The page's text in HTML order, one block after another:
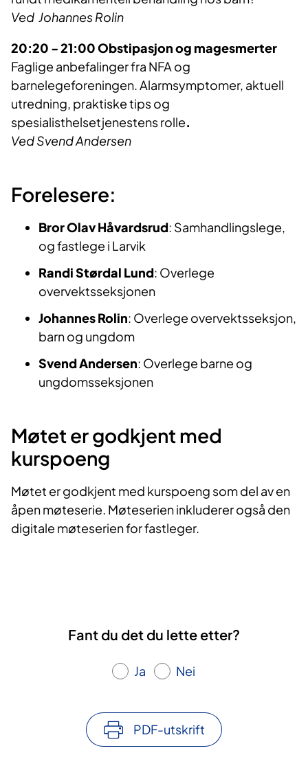
Ved Johannes Rolin
20:20 - 21:00 Obstipasjon og magesmerter
Faglige anbefalinger fra NFA og
barnelegeforeningen. Alarmsymptomer, aktuell
utredning, praktiske tips og
spesialisthelsetjenestens rolle.
Ved Svend Andersen
Forelesere:
Bror Olav Håvardsrud: Samhandlingslege,
og fastlege i Larvik
Randi Størdal Lund: Overlege
overvektsseksjonen
Johannes Rolin: Overlege overvektsseksjon,
barn og ungdom
Svend Andersen: Overlege barne og
ungdomsseksjonen
Møtet er godkjent med
kurspoeng
Møtet er godkjent med kurspoeng som del av en
åpen møteserie. Møteserien inkluderer også den
digitale møteserien for fastleger.
Fant du det du lette etter?
Ja Nei
PDF-utskrift